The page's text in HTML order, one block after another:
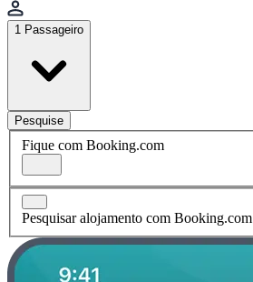
1 Passageiro
Pesquise
Fique com Booking.com
Pesquisar alojamento com Booking.com